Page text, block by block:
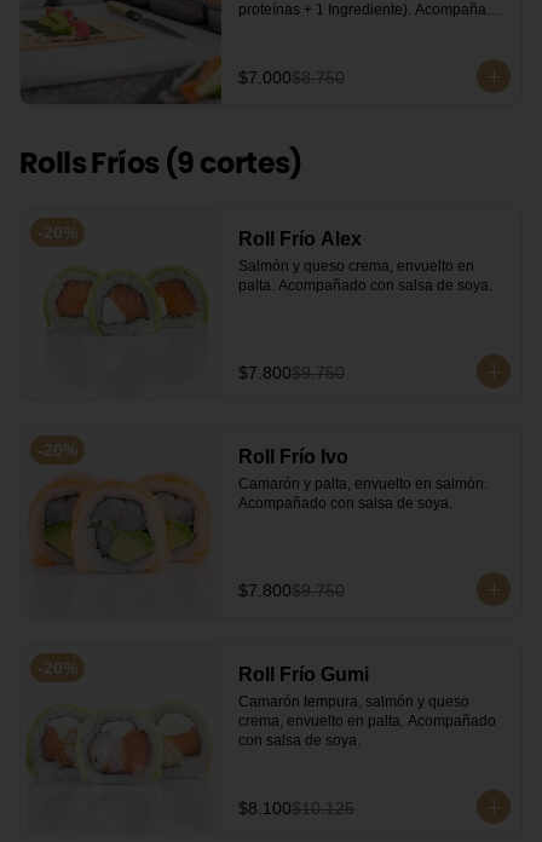
proteínas + 1 Ingrediente). Acompañado
$7.000$8.750
Rolls Fríos (9 cortes)
-20% Roll Frío Alex
Salmón y queso crema, envuelto en
palta. Acompañado con salsa de soya.
$7.800$9.750
-20% Roll Frío Ivo
Camarón y palta, envuelto en salmón.
Acompañado con salsa de soya.
$7.800$9.750
-20% Roll Frío Gumi
Camarón tempura, salmón y queso
crema, envuelto en palta. Acompañado
con salsa de soya.
$8.100$10.125